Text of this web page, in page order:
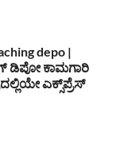
depo |
ಡಿಪೋ ಕಾಮಗಾರಿ
ಎಕ್ಸ್‌ಪ್ರೆಸ್